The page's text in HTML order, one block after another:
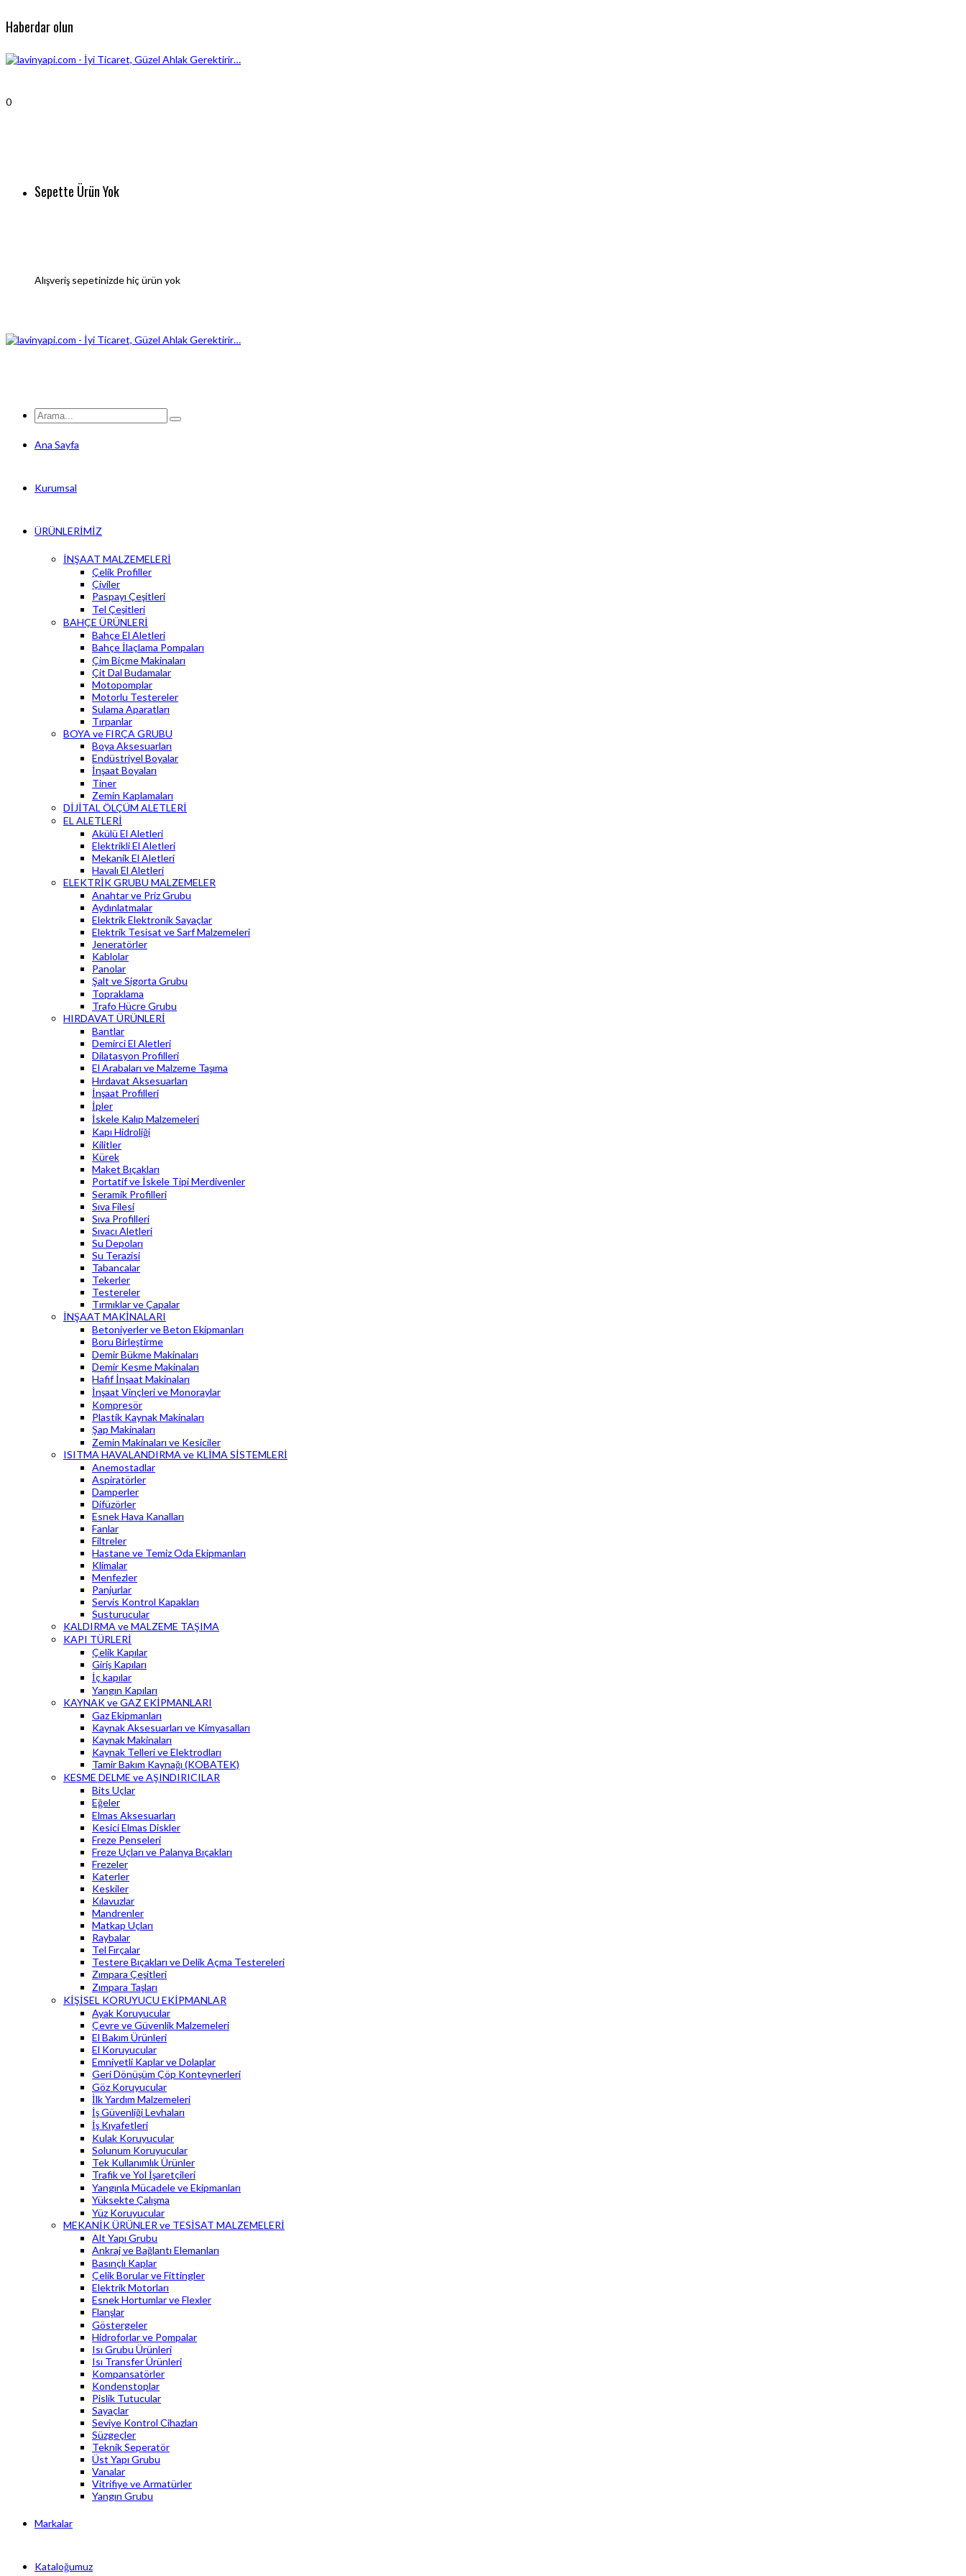
Haberdar olun
0
Sepette Ürün Yok
Alışveriş sepetinizde hiç ürün yok
Ana Sayfa
Kurumsal
ÜRÜNLERİMİZ
İNŞAAT MALZEMELERİ
Çelik Profiller
Çiviler
Paspayı Çeşitleri
Tel Çeşitleri
BAHÇE ÜRÜNLERİ
Bahçe El Aletleri
Bahçe İlaçlama Pompaları
Çim Biçme Makinaları
Çit Dal Budamalar
Motopomplar
Motorlu Testereler
Sulama Aparatları
Tırpanlar
BOYA ve FIRÇA GRUBU
Boya Aksesuarları
Endüstriyel Boyalar
İnşaat Boyaları
Tiner
Zemin Kaplamaları
DİJİTAL ÖLÇÜM ALETLERİ
EL ALETLERİ
Akülü El Aletleri
Elektrikli El Aletleri
Mekanik El Aletleri
Havalı El Aletleri
ELEKTRİK GRUBU MALZEMELER
Anahtar ve Priz Grubu
Aydınlatmalar
Elektrik Elektronik Sayaçlar
Elektrik Tesisat ve Sarf Malzemeleri
Jeneratörler
Kablolar
Panolar
Şalt ve Sigorta Grubu
Topraklama
Trafo Hücre Grubu
HIRDAVAT ÜRÜNLERİ
Bantlar
Demirci El Aletleri
Dilatasyon Profilleri
El Arabaları ve Malzeme Taşıma
Hırdavat Aksesuarları
İnşaat Profilleri
İpler
İskele Kalıp Malzemeleri
Kapı Hidroliği
Kilitler
Kürek
Maket Bıçakları
Portatif ve İskele Tipi Merdivenler
Seramik Profilleri
Sıva Filesi
Sıva Profilleri
Sıvacı Aletleri
Su Depoları
Su Terazisi
Tabancalar
Tekerler
Testereler
Tırmıklar ve Çapalar
İNŞAAT MAKİNALARI
Betoniyerler ve Beton Ekipmanları
Boru Birleştirme
Demir Bükme Makinaları
Demir Kesme Makinaları
Hafif İnşaat Makinaları
İnşaat Vinçleri ve Monoraylar
Kompresör
Plastik Kaynak Makinaları
Şap Makinaları
Zemin Makinaları ve Kesiciler
ISITMA HAVALANDIRMA ve KLİMA SİSTEMLERİ
Anemostadlar
Aspiratörler
Damperler
Difüzörler
Esnek Hava Kanalları
Fanlar
Filtreler
Hastane ve Temiz Oda Ekipmanları
Klimalar
Menfezler
Panjurlar
Servis Kontrol Kapakları
Susturucular
KALDIRMA ve MALZEME TAŞIMA
KAPI TÜRLERİ
Çelik Kapılar
Giriş Kapıları
İç kapılar
Yangın Kapıları
KAYNAK ve GAZ EKİPMANLARI
Gaz Ekipmanları
Kaynak Aksesuarları ve Kimyasalları
Kaynak Makinaları
Kaynak Telleri ve Elektrodları
Tamir Bakım Kaynağı (KOBATEK)
KESME DELME ve AŞINDIRICILAR
Bits Uçlar
Eğeler
Elmas Aksesuarları
Kesici Elmas Diskler
Freze Penseleri
Freze Uçları ve Palanya Bıçakları
Frezeler
Katerler
Keskiler
Kılavuzlar
Mandrenler
Matkap Uçları
Raybalar
Tel Fırçalar
Testere Bıçakları ve Delik Açma Testereleri
Zımpara Çeşitleri
Zımpara Taşları
KİŞİSEL KORUYUCU EKİPMANLAR
Ayak Koruyucular
Çevre ve Güvenlik Malzemeleri
El Bakım Ürünleri
El Koruyucular
Emniyetli Kaplar ve Dolaplar
Geri Dönüşüm Çöp Konteynerleri
Göz Koruyucular
İlk Yardım Malzemeleri
İş Güvenliği Levhaları
İş Kıyafetleri
Kulak Koruyucular
Solunum Koruyucular
Tek Kullanımlık Ürünler
Trafik ve Yol İşaretçileri
Yangınla Mücadele ve Ekipmanları
Yüksekte Çalışma
Yüz Koruyucular
MEKANİK ÜRÜNLER ve TESİSAT MALZEMELERİ
Alt Yapı Grubu
Ankraj ve Bağlantı Elemanları
Basınçlı Kaplar
Çelik Borular ve Fittingler
Elektrik Motorları
Esnek Hortumlar ve Flexler
Flanşlar
Göstergeler
Hidroforlar ve Pompalar
Isı Grubu Ürünleri
Isı Transfer Ürünleri
Kompansatörler
Kondenstoplar
Pislik Tutucular
Sayaçlar
Seviye Kontrol Cihazları
Süzgeçler
Teknik Seperatör
Üst Yapı Grubu
Vanalar
Vitrifiye ve Armatürler
Yangın Grubu
Markalar
Kataloğumuz